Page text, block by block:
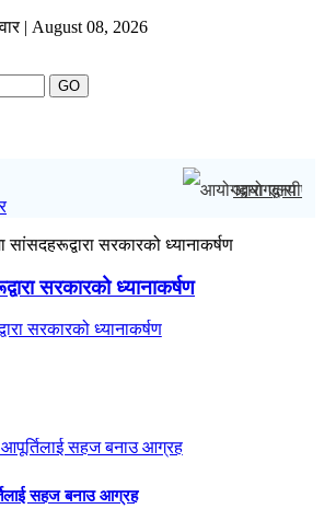
| August 08, 2026
GO
आयोगद्वारा
सरकारको ध्यानाकर्षण
सरकारको ध्यानाकर्षण
सहज बनाउ आग्रह